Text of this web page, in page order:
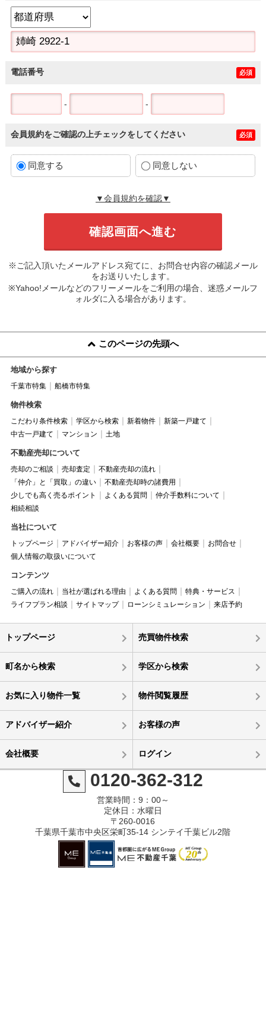
電話番号 必須
- -
会員規約をご確認の上チェックをしてください 必須
同意する 同意しない
▼会員規約を確認▼
※ご記入頂いたメールアドレス宛てに、お問合せ内容の確認メール
をお送りいたします。
※Yahoo!メールなどのフリーメールをご利用の場合、迷惑メールフ
ォルダに入る場合があります。
このページの先頭へ
地域から探す
千葉市特集 船橋市特集
物件検索
こだわり条件検索 学区から検索 新着物件
新築一戸建て
中古一戸建て
マンション 土地
不動産売却について
売却のご相談 売却査定
不動産売却の流れ
「仲介」と「買取」の違い
不動産売却時の諸費用
少しでも高く売るポイント
よくある質問
仲介手数料について
相続相談
当社について
トップページ アドバイザー紹介 お客様の声 会社概要
お問合せ
個人情報の取扱いについて
コンテンツ
ご購入の流れ 当社が選ばれる理由 よくある質問
特典・サービス
ライフプラン相談
サイトマップ ローンシミュレーション 来店予約
トップページ 売買物件検索
町名から検索 学区から検索
お気に入り物件一覧 物件閲覧履歴
アドバイザー紹介 お客様の声
会社概要 ログイン
0120-362-312
営業時間：9：00～
定休日：水曜日
〒260-0016
千葉県千葉市中央区栄町35-14 シンテイ千葉ビル2階